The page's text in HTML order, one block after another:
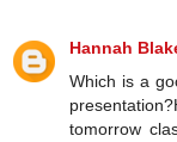
Hannah
Which is a
tomorrow